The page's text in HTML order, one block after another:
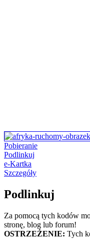
Pobieranie
Podlinkuj
e-Kartka
Szczegóły
Podlinkuj
Za pomocą tych kodów
stronę, blog lub forum!
OSTRZEŻENIE: Tych